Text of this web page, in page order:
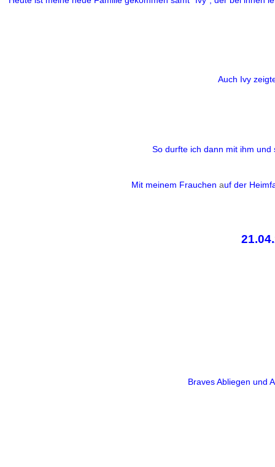
Auch Ivy
So durfte ich dann mit ihm
Mit meinem Frauchen auf der
Braves Abliegen und